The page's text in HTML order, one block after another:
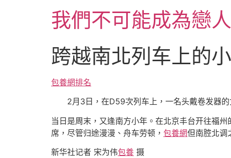
我們不可能成為戀人
跨越南北列车上的
包養網排名
2月3日，在D59次列车上，一名头戴卷发器的
当日是周末，又逢南方小年。在北京丰台开往福
席，尽管归途漫漫、舟车劳顿， 包養網但南腔北调
新华社记者 宋为伟包養 摄